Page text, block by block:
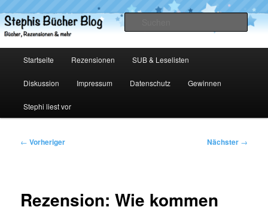
primären
Inhalt
Stephis Bücher Blog
Startseite Rezensionen SUB & Leselisten
Diskussion Impressum Datenschutz Gewinnen
Stephi liest vor
Beitragsnavigation
← Vorheriger Nächster →
Rezension: Wie kommen